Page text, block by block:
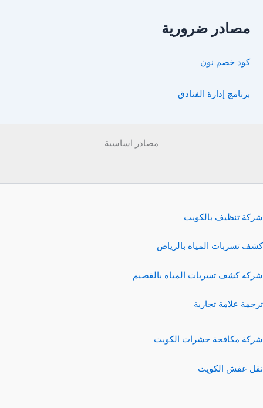
مصادر ضرورية
كود خصم نون
برنامج إدارة الفنادق
مصادر اساسية
شركة تنظيف بالكويت
كشف تسربات المياه بالرياض
شركه كشف تسربات المياه بالقصيم
ترجمة علامة تجارية
شركة مكافحة حشرات الكويت
نقل عفش الكويت